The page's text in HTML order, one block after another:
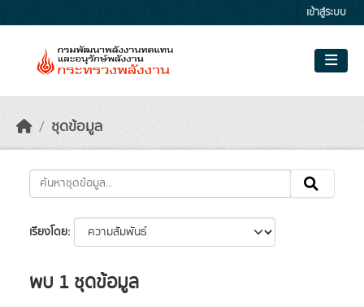
เข้าสู่ระบบ
ชุดข้อมูล
เรียงโดย
พบ 1 ชุดข้อมูล